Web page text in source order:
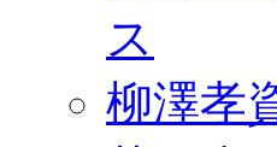
ス
柳澤孝